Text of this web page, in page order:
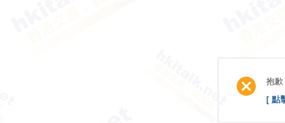
抱歉
[ 點